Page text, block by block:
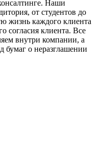
Наши
от студентов до
жизнь каждого клиента
согласия клиента. Все
внутри компании, а
бумаг о неразглашении